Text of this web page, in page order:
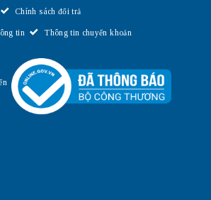
Chính sách đổi trả
tin Thông tin chuyển khoản